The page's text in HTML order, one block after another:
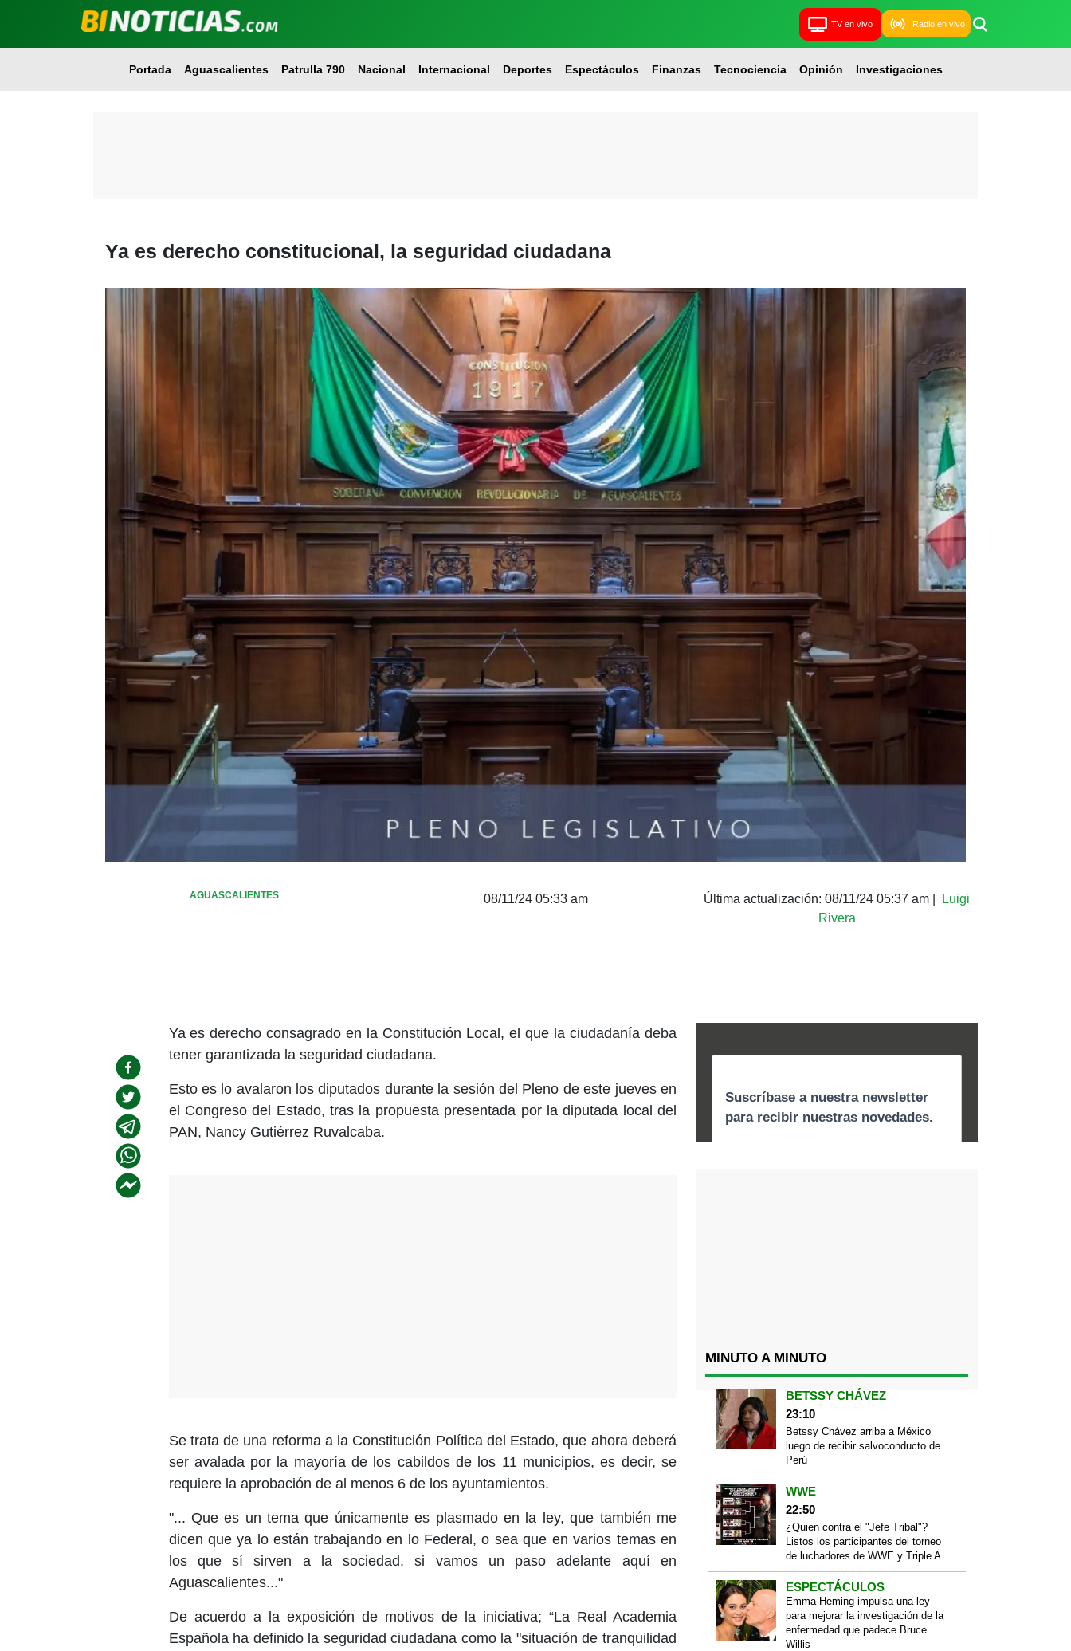
TV en vivo Radio en vivo
Portada Aguascalientes Patrulla 790 Nacional Internacional Deportes Espectáculos Finanzas Tecnociencia Opinión Investigaciones
Ya es derecho constitucional, la seguridad ciudadana
AGUASCALIENTES 08/11/24 05:33 am Última actualización: 08/11/24 05:37 am
Luigi
Rivera
Ya es derecho consagrado en la Constitución Local, el que la ciudadanía deba
tener garantizada la seguridad ciudadana.
Esto es lo avalaron los diputados durante la sesión del Pleno de este jueves en
el Congreso del Estado, tras la propuesta presentada por la diputada local del
PAN, Nancy Gutiérrez Ruvalcaba.
Se trata de una reforma a la Constitución Política del Estado, que ahora deberá
ser avalada por la mayoría de los cabildos de los 11 municipios, es decir, se
requiere la aprobación de al menos 6 de los ayuntamientos.
"... Que es un tema que únicamente es plasmado en la ley, que también me
dicen que ya lo están trabajando en lo Federal, o sea que en varios temas en
los que sí sirven a la sociedad, si vamos un paso adelante aquí en
Aguascalientes..."
De acuerdo a la exposición de motivos de la iniciativa; “La Real Academia
Española ha definido la seguridad ciudadana como la "situación de tranquilidad
MINUTO A MINUTO
BETSSY CHÁVEZ
23:10
Betssy Chávez arriba a México
luego de recibir salvoconducto de
Perú
WWE
22:50
¿Quien contra el "Jefe Tribal"?
Listos los participantes del torneo
de luchadores de WWE y Triple A
ESPECTÁCULOS
Emma Heming impulsa una ley
para mejorar la investigación de la
enfermedad que padece Bruce
Willis